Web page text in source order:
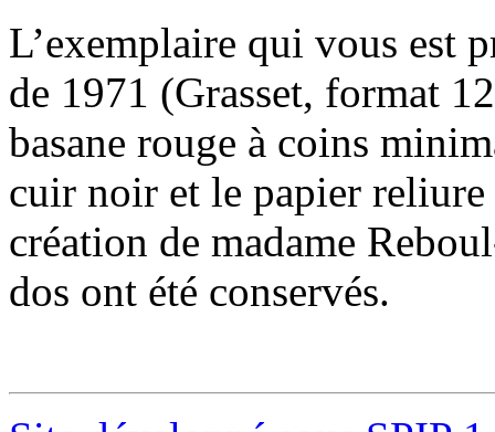
L’exemplaire qui vous est
de 1971 (Grasset, format
basane rouge à coins
cuir noir et le papier
création de madame
dos ont été conservés.